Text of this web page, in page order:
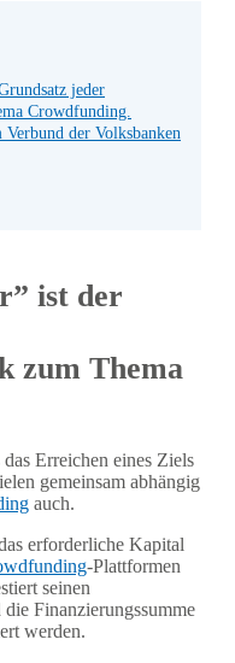
jeder
Crowdfunding.
der Volksbanken
ist der
zum Thema
Erreichen eines Ziels
gemeinsam abhängig
auch.
erforderliche Kapital
-Plattformen
seinen
Finanzierungssumme
werden.